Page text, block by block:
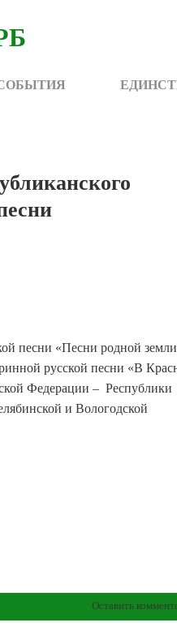
песни «Песни родной
русской песни «В
Федерации – Республики
и Вологодской
Оставить